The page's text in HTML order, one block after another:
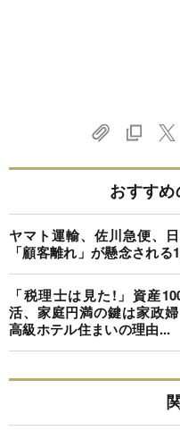
おすす
ヤマト運輸、佐川急便、
「顧客離れ」が懸念される
「税理士は見た!」資産
活、家庭円満の鍵は家政
高級ホテル住まいの理由...